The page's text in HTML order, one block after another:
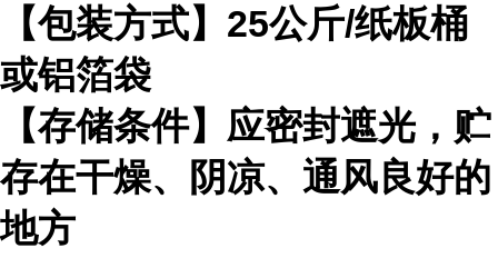
【包装方式】 25公斤/纸板桶
或铝箔袋
【存储条件】应密封遮光，贮
存在干燥、阴凉、通风良好的
地方